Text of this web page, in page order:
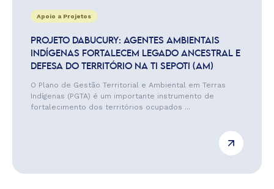
Apoio a Projetos
PROJETO DABUCURY: AGENTES AMBIENTAIS
INDÍGENAS FORTALECEM LEGADO ANCESTRAL E
DEFESA DO TERRITÓRIO NA TI SEPOTI (AM)
O Plano de Gestão Territorial e Ambiental em Terras
Indígenas (PGTA) é um importante instrumento de
fortalecimento dos territórios ocupados ...